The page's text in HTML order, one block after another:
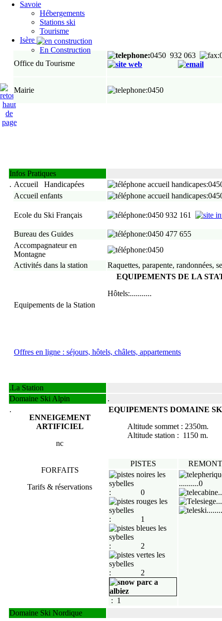
Office du Tourisme
:0450 932 063
Mairie :0450
Infos Pratiques
. Accueil Handicapées
Accueil enfants
Ecole du Ski Français :0450 932 161
Bureau des Guides
:0450 477 655
Accompagnateur en
Montagne
:0450
Activités dans la station
Raquettes, parapente, randonnées,
Equipements de la Station
EQUIPEMENTS DE LA
Hôtels:...........
Offres en ligne : séjours, hôtels, châlets, appartements
.La Station
Domaine Ski Alpin
.
.
ENNEIGEMENT
ARTIFICIEL
nc
EQUIPEMENTS DOMAINE
Altitude sommet : 2350m.
Altitude station : 1150 m.
FORFAITS
Tarifs & réservations
PISTES
: 0
: 1
: 2
: 2
: 1
..........0
Domaine Ski Nordique
Savoie
Hébergements
Stations ski
Tourisme
Isère
En Construction